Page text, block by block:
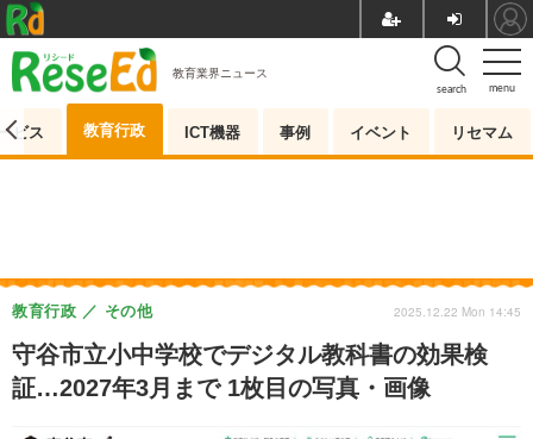
menu
search
教育業界ニュース
ビス 教育行政 ICT機器 事例 イベント リセマム
守谷市立小中学校でデジタル教科書の効果検
証…2027年3月まで 1枚目の写真・画像
教育行政 その他 2025.12.22 Mon 14:45